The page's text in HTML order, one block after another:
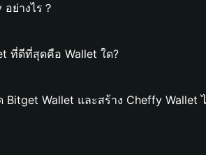
ย่างไร？
ที่ดีที่สุดคือ Wallet ใด?
Bitget Wallet และสร้าง Cheffy Wallet ไ